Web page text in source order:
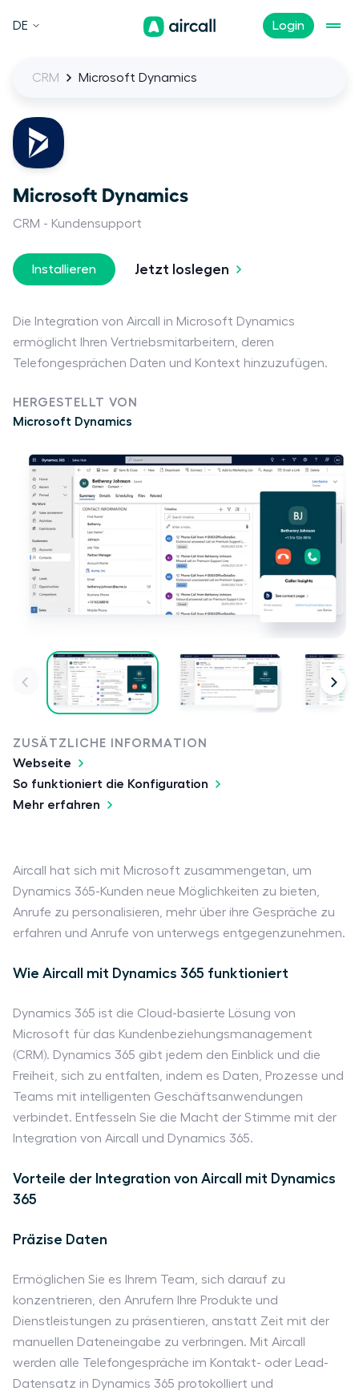
Login
DE
CRM Microsoft Dynamics
Microsoft Dynamics
CRM Kundensupport
Installieren Jetzt loslegen
Die Integration von Aircall in Microsoft Dynamics
ermöglicht Ihren Vertriebsmitarbeitern, deren
Telefongesprächen Daten und Kontext hinzuzufügen.
HERGESTELLT VON
Microsoft Dynamics
ZUSÄTZLICHE INFORMATION
Webseite
So funktioniert die Konfiguration
Mehr erfahren
Aircall hat sich mit Microsoft zusammengetan, um
Dynamics 365-Kunden neue Möglichkeiten zu bieten,
Anrufe zu personalisieren, mehr über ihre Gespräche zu
erfahren und Anrufe von unterwegs entgegenzunehmen.
Wie Aircall mit Dynamics 365 funktioniert
Dynamics 365 ist die Cloud-basierte Lösung von
Microsoft für das Kundenbeziehungsmanagement
(CRM). Dynamics 365 gibt jedem den Einblick und die
Freiheit, sich zu entfalten, indem es Daten, Prozesse und
Teams mit intelligenten Geschäftsanwendungen
verbindet. Entfesseln Sie die Macht der Stimme mit der
Integration von Aircall und Dynamics 365.
Vorteile der Integration von Aircall mit Dynamics
365
Präzise Daten
Ermöglichen Sie es Ihrem Team, sich darauf zu
konzentrieren, den Anrufern Ihre Produkte und
Dienstleistungen zu präsentieren, anstatt Zeit mit der
manuellen Dateneingabe zu verbringen. Mit Aircall
werden alle Telefongespräche im Kontakt- oder Lead-
Datensatz in Dynamics 365 protokolliert und